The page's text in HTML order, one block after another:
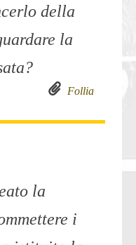
della
la
Follia
la
i